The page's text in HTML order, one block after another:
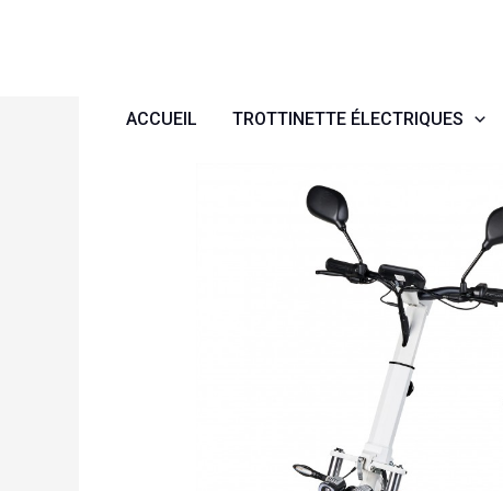
ACCUEIL TROTTINETTE ÉLECTRIQUES